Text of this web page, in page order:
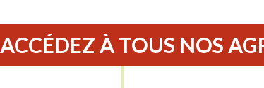
ACCÉDEZ À TOUS NOS